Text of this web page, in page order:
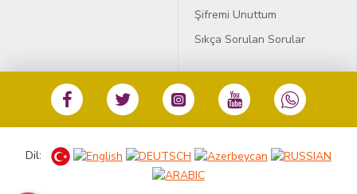
Şifremi Unuttum
Sıkça Sorulan Sorular
Dil: